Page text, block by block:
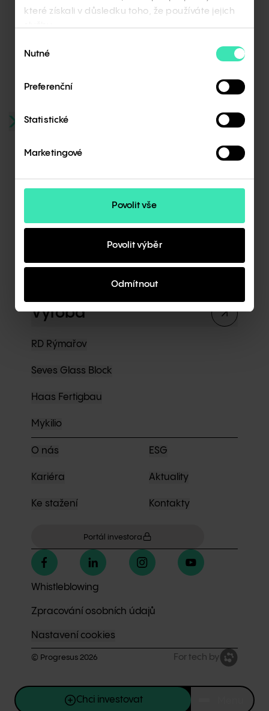
které získali v důsledku toho, že používáte jejich
souhlasu
Nutné
Preferenční
Statistické
Marketingové
Povolit vše
Povolit výběr
Odmítnout
Investice
Real estate
Výroba
RD Rýmařov
Seves Glass Block
Haas Fertigbau
Mykilio
O nás ESG
Kariéra Aktuality
Ke stažení Kontakty
Portál investora
Whistleblowing
Zpracování osobních údajů
Nastavení cookies
© Progresus 2026 For tech by
Chci investovat